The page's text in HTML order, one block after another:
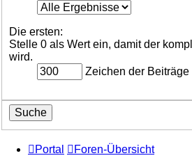
Die ersten:
Stelle 0 als Wert ein, damit der
wird.
Zeichen der Beiträge
Portal Foren-Übersicht